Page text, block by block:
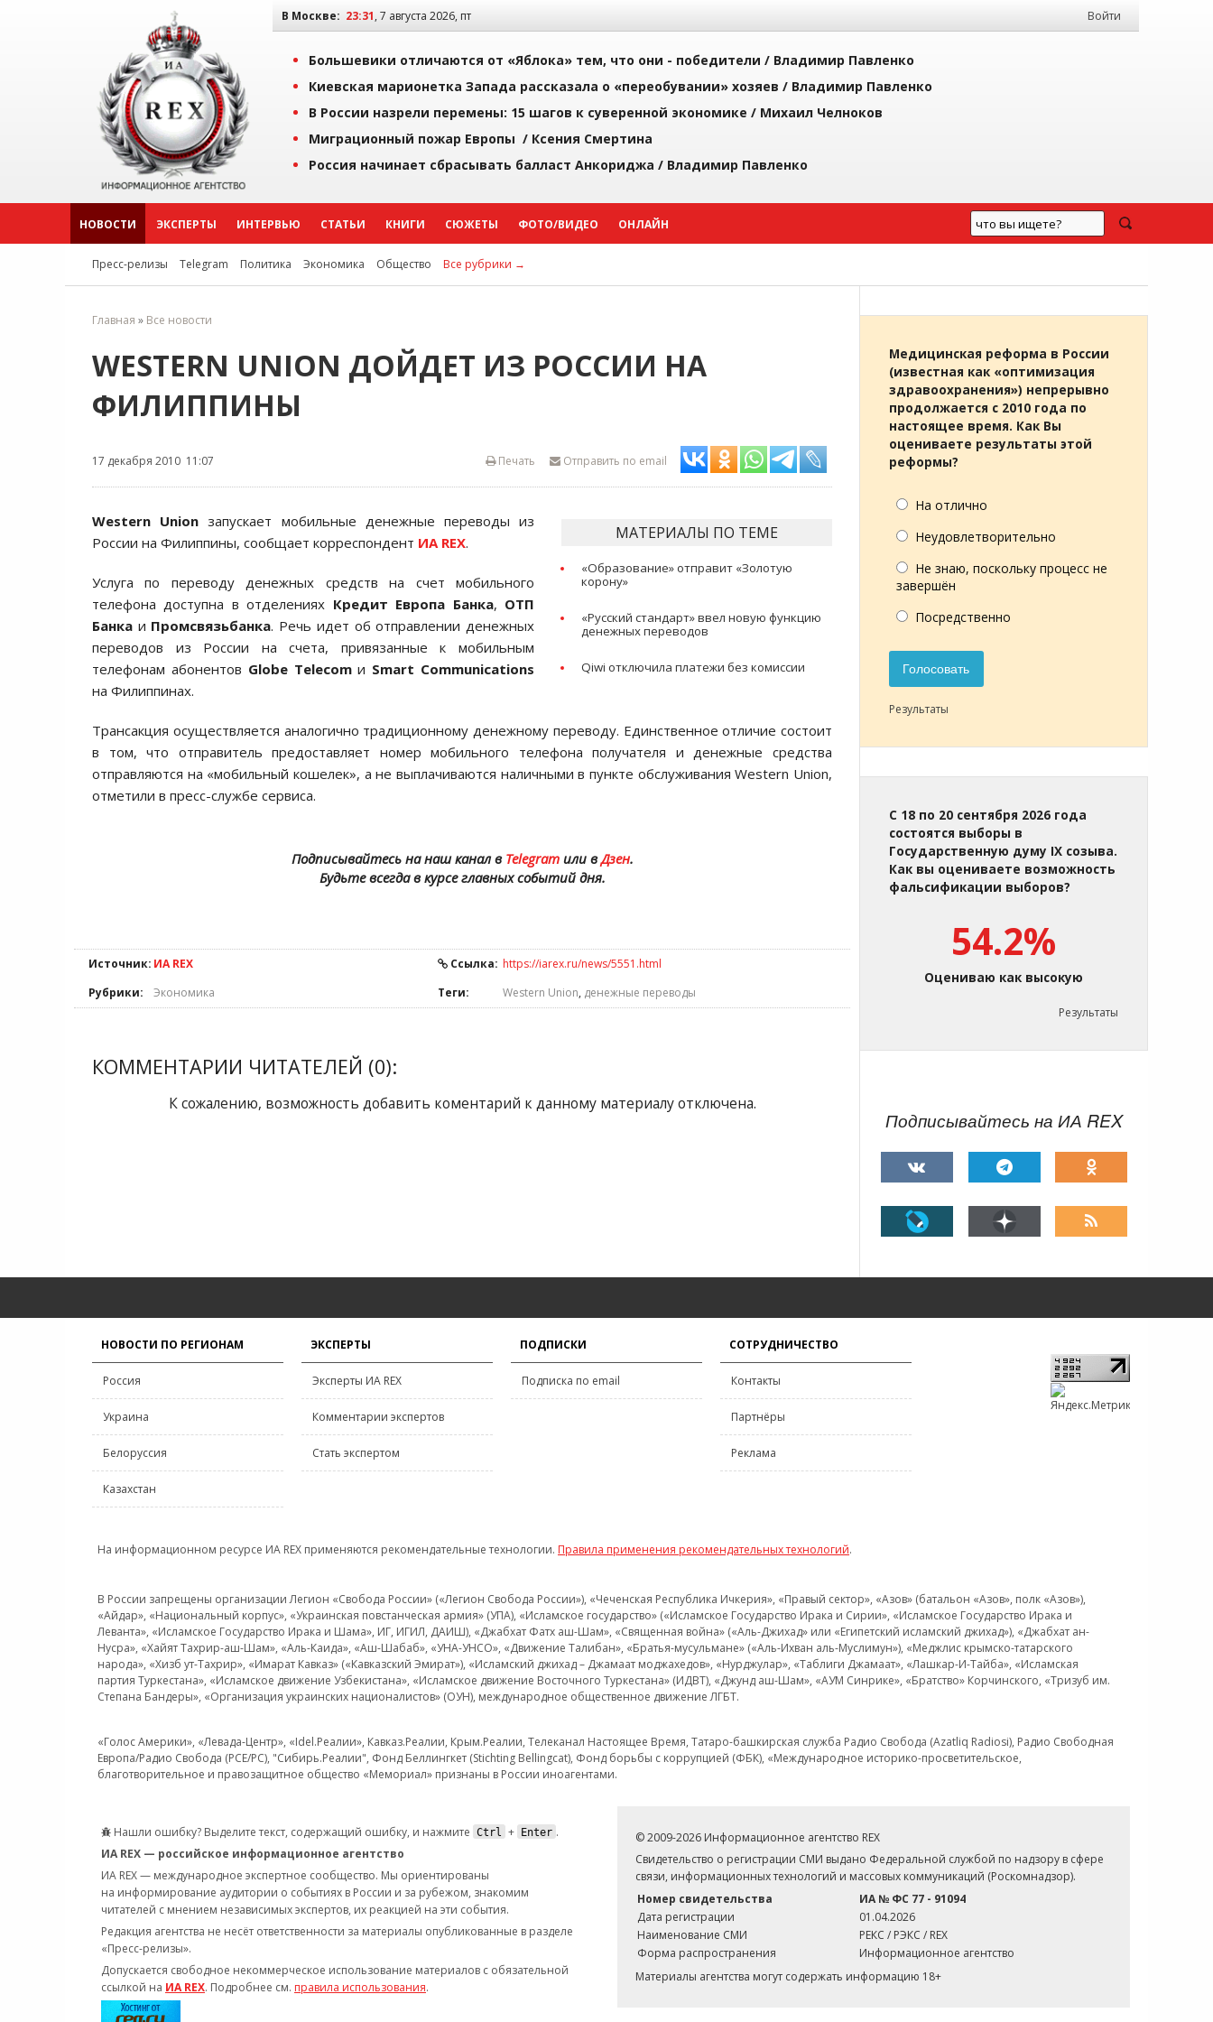
В Москве: 23:31, 7 августа 2026, пт Войти
Большевики отличаются от «Яблока» тем, что они - победители / Владимир Павленко
Киевская марионетка Запада рассказала о «переобувании» хозяев / Владимир Павленко
В России назрели перемены: 15 шагов к суверенной экономике / Михаил Челноков
Миграционный пожар Европы / Ксения Смертина
Россия начинает сбрасывать балласт Анкориджа / Владимир Павленко
НОВОСТИ ЭКСПЕРТЫ ИНТЕРВЬЮ СТАТЬИ КНИГИ СЮЖЕТЫ ФОТО/ВИДЕО ОНЛАЙН
Пресс-релизы Telegram Политика Экономика Общество Все рубрики →
Главная » Все новости
WESTERN UNION ДОЙДЕТ ИЗ РОССИИ НА
ФИЛИППИНЫ
17 декабря 2010 11:07 Отправить по email
Печать
МАТЕРИАЛЫ ПО ТЕМЕ
«Образование» отправит «Золотую
корону»
«Русский стандарт» ввел новую функцию
денежных переводов
Qiwi отключила платежи без комиссии
Western Union запускает мобильные денежные переводы из
России на Филиппины, сообщает корреспондент ИА REX.
Услуга по переводу денежных средств на счет мобильного
телефона доступна в отделениях Кредит Европа Банка, ОТП
Банка и Промсвязьбанка. Речь идет об отправлении денежных
переводов из России на счета, привязанные к мобильным
телефонам абонентов Globe Telecomи Smart Communications
на Филиппинах.
Трансакция осуществляется аналогично традиционному денежному переводу. Единственное отличие состоит
в том, что отправитель предоставляет номер мобильного телефона получателя и денежные средства
отправляются на «мобильный кошелек», а не выплачиваются наличными в пункте обслуживания Western Union,
отметили в пресс-службе сервиса.
Подписывайтесь на наш канал в Telegramили вДзен.
Будьте всегда в курсе главных событий дня.
Источник: ИА REX Ссылка: https://iarex.ru/news/5551.html
Рубрики:
Экономика Теги: Western Union, денежные переводы
КОММЕНТАРИИ ЧИТАТЕЛЕЙ (0):
К сожалению, возможность добавить коментарий к данному материалу отключена.
Медицинская реформа в России
(известная как «оптимизация
здравоохранения») непрерывно
продолжается с 2010 года по
настоящее время. Как Вы
оцениваете результаты этой
реформы?
На отлично
Неудовлетворительно
Не знаю, поскольку процесс не
завершён
Посредственно
Голосовать
Результаты
С 18 по 20 сентября 2026 года
состоятся выборы в
Государственную думу IX созыва.
Как вы оцениваете возможность
фальсификации выборов?
54.2%
Оцениваю как высокую
Результаты
Подписывайтесь на ИА REX
НОВОСТИ ПО РЕГИОНАМ
Россия
Украина
Белоруссия
Казахстан
ЭКСПЕРТЫ
Эксперты ИА REX
Комментарии экспертов
Стать экспертом
ПОДПИСКИ
Подписка по email
СОТРУДНИЧЕСТВО
Контакты
Партнёры
Реклама
На информационном ресурсе ИА REX применяются рекомендательные технологии. Правила применения рекомендательных технологий.
В России запрещены организации Легион «Свобода России» («Легион Свобода России»), «Чеченская Республика Ичкерия», «Правый сектор», «Азов» (батальон «Азов», полк «Азов»),
«Айдар», «Национальный корпус», «Украинская повстанческая армия» (УПА), «Исламское государство» («Исламское Государство Ирака и Сирии», «Исламское Государство Ирака и
Леванта», «Исламское Государство Ирака и Шама», ИГ, ИГИЛ, ДАИШ), «Джабхат Фатх аш-Шам», «Священная война» («Аль-Джихад» или «Египетский исламский джихад»), «Джабхат ан-
Нусра», «Хайят Тахрир-аш-Шам», «Аль-Каида», «Аш-Шабаб», «УНА-УНСО», «Движение Талибан», «Братья-мусульмане» («Аль-Ихван аль-Муслимун»), «Меджлис крымско-татарского
народа», «Хизб ут-Тахрир», «Имарат Кавказ» («Кавказский Эмират»), «Исламский джихад – Джамаат моджахедов», «Нурджулар», «Таблиги Джамаат», «Лашкар-И-Тайба», «Исламская
партия Туркестана», «Исламское движение Узбекистана», «Исламское движение Восточного Туркестана» (ИДВТ), «Джунд аш-Шам», «АУМ Синрике», «Братство» Корчинского, «Тризуб им.
Степана Бандеры», «Организация украинских националистов» (ОУН), международное общественное движение ЛГБТ.
«Голос Америки», «Левада-Центр», «Idel.Реалии», Кавказ.Реалии, Крым.Реалии, Телеканал Настоящее Время, Татаро-башкирская служба Радио Свобода (Azatliq Radiosi), Радио Свободная
Европа/Радио Свобода (PCE/PC), "Сибирь.Реалии", Фонд Беллингкет (Stichting Bellingcat), Фонд борьбы с коррупцией (ФБК), «Международное историко-просветительское,
благотворительное и правозащитное общество «Мемориал» признаны в России иноагентами.
Нашли ошибку? Выделите текст, содержащий ошибку, и нажмите Ctrl + Enter .
ИА REX — российское информационное агентство
ИА REX — международное экспертное сообщество. Мы ориентированы
на информирование аудитории о событиях в России и за рубежом, знакомим
читателей с мнением независимых экспертов, их реакцией на эти события.
Редакция агентства не несёт ответственности за материалы опубликованные в разделе
«Пресс-релизы».
Допускается свободное некоммерческое использование материалов с обязательной
ссылкой на ИА REX. Подробнее см. правила использования.
© 2009-2026 Информационное агентство REX
Свидетельство о регистрации СМИ выдано Федеральной службой по надзору в сфере
связи, информационных технологий и массовых коммуникаций (Роскомнадзор).
Номер свидетельства
ИА № ФС 77 - 91094
Дата регистрации
01.04.2026
Наименование СМИ
РЕКС / РЭКС / REX
Форма распространения
Информационное агентство
Материалы агентства могут содержать информацию 18+